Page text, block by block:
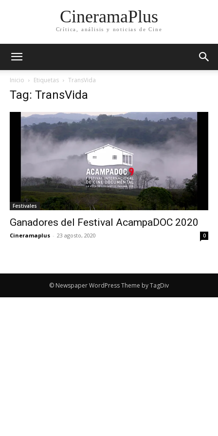
CineramaPlus
Crítica, análisis y noticias de Cine
Inicio Etiquetas TransVida
Tag: TransVida
Festivales
Ganadores del Festival AcampaDOC 2020
Cineramaplus - 23 agosto, 2020 0
© Newspaper WordPress Theme by TagDiv